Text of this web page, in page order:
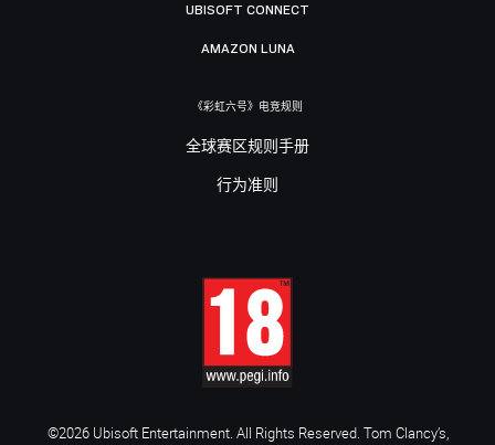
UBISOFT CONNECT
AMAZON LUNA
《彩虹六号》电竞规则
全球赛区规则手册
行为准则
©2026 Ubisoft Entertainment. All Rights Reserved. Tom Clancy’s,